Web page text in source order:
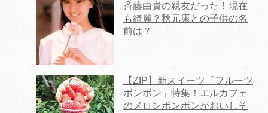
斉藤由貴の親友だった！現在
も綺麗？秋元康との子供の名
前は？
【ZIP】新スイーツ「フルーツ
ボンボン」特集！エルカフェ
のメロンボンボンがおいしそ